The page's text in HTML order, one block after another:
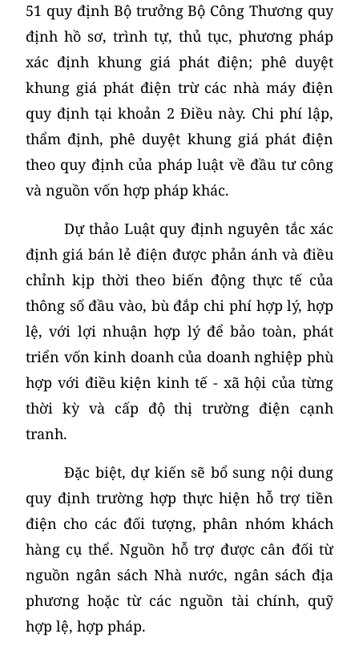
51 quy định Bộ trưởng Bộ Công Thương quy
định hồ sơ, trình tự, thủ tục, phương pháp
xác định khung giá phát điện; phê duyệt
khung giá phát điện trừ các nhà máy điện
quy định tại khoản 2 Điều này. Chi phí lập,
thẩm định, phê duyệt khung giá phát điện
theo quy định của pháp luật về đầu tư công
và nguồn vốn hợp pháp khác.
Dự thảo Luật quy định nguyên tắc xác
định giá bán lẻ điện được phản ánh và điều
chỉnh kịp thời theo biến động thực tế của
thông số đầu vào, bù đắp chi phí hợp lý, hợp
lệ, với lợi nhuận hợp lý để bảo toàn, phát
triển vốn kinh doanh của doanh nghiệp phù
hợp với điều kiện kinh tế - xã hội của từng
thời kỳ và cấp độ thị trường điện cạnh
tranh.
Đặc biệt, dự kiến sẽ bổ sung nội dung
quy định trường hợp thực hiện hỗ trợ tiền
điện cho các đối tượng, phân nhóm khách
hàng cụ thể. Nguồn hỗ trợ được cân đối từ
nguồn ngân sách Nhà nước, ngân sách địa
phương hoặc từ các nguồn tài chính, quỹ
hợp lệ, hợp pháp.